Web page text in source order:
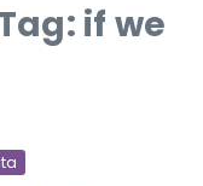
if we